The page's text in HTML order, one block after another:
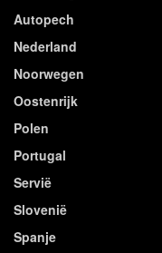
Autopech
Nederland
Noorwegen
Oostenrijk
Polen
Portugal
Servië
Slovenië
Spanje